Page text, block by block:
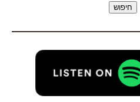
חיפוש